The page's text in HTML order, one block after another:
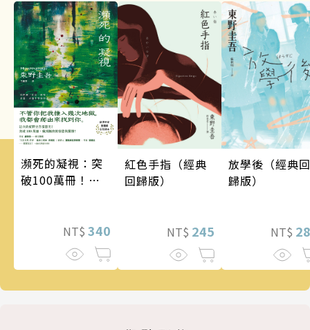
瀕死的凝視：突
破100萬冊！這
的情慾與驚悚！
NT$ 340
紅色手指（經典
回歸版）
NT$ 245
放學後（經典回
歸版）
NT$